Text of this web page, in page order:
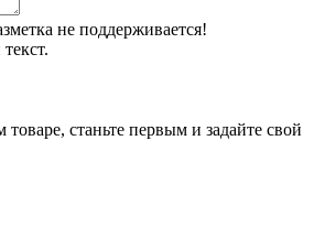
не поддерживается!
станьте первым и задайте свой